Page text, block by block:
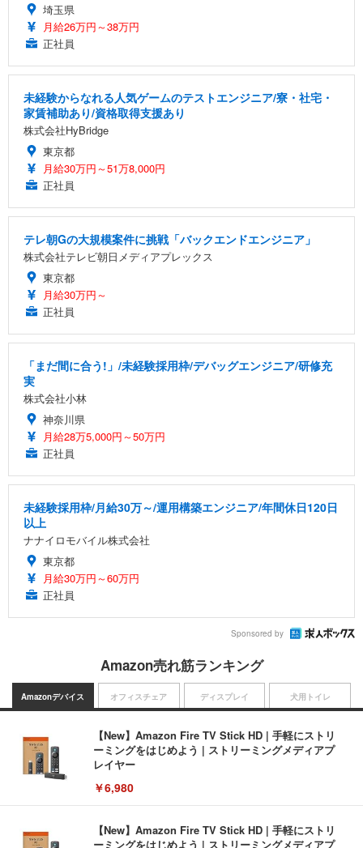
埼玉県
月給26万円～38万円
正社員
未経験からなれる人気ゲームのテストエンジニア/寮・社宅・
家賃補助あり/資格取得支援あり
株式会社HyBridge
東京都
月給30万円～51万8,000円
正社員
テレ朝Gの大規模案件に挑戦「バックエンドエンジニア」
株式会社テレビ朝日メディアプレックス
東京都
月給30万円～
正社員
「まだ間に合う!」/未経験採用枠/デバッグエンジニア/研修充
実
株式会社小林
神奈川県
月給28万5,000円～50万円
正社員
未経験採用枠/月給30万～/運用構築エンジニア/年間休日120日
以上
ナナイロモバイル株式会社
東京都
月給30万円～60万円
正社員
Sponsored by
Amazon売れ筋ランキング
Amazonデバイス
【New】Amazon Fire TV Stick HD | 手軽にストリ
ーミングをはじめよう | ストリーミングメディアプ
レイヤー
￥6,980
【New】Amazon Fire TV Stick HD | 手軽にストリ
ーミングをはじめよう | ストリーミングメディアプ
オフィスチェア ディスプレイ 犬用トイレ